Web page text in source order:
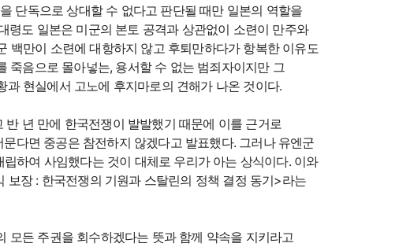
단독으로 상대할 수 없다고 판단될 때만 일본의 역할을
령도 일본은 미군의 본토 공격과 상관없이 소련이 만주와
백만이 소련에 대항하지 않고 후퇴만하다가 항복한 이유도
죽음으로 몰아넣는, 용서할 수 없는 범죄자이지만 그
현실에서 고노에 후지마로의 견해가 나온 것이다.
년 만에 한국전쟁이 발발했기 때문에 이를 근거로
다면 중공은 참전하지 않겠다고 발표했다. 그러나 유엔군
하여 사임했다는 것이 대체로 우리가 아는 상식이다. 이와
장 : 한국전쟁의 기원과 스탈린의 정책 결정 동기>라는
모든 주권을 회수하겠다는 뜻과 함께 약속을 지키라고